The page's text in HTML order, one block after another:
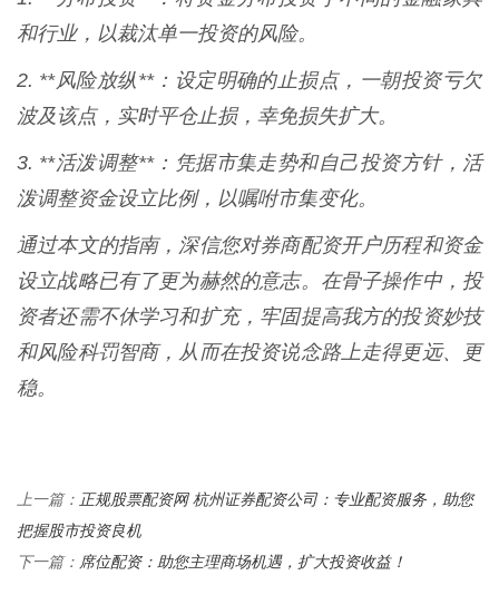
和行业，以裁汰单一投资的风险。
2. **风险放纵**：设定明确的止损点，一朝投资亏欠
波及该点，实时平仓止损，幸免损失扩大。
3. **活泼调整**：凭据市集走势和自己投资方针，活
泼调整资金设立比例，以嘱咐市集变化。
通过本文的指南，深信您对券商配资开户历程和资金
设立战略已有了更为赫然的意志。在骨子操作中，投
资者还需不休学习和扩充，牢固提高我方的投资妙技
和风险科罚智商，从而在投资说念路上走得更远、更
稳。
上一篇： 正规股票配资网 杭州证券配资公司：专业配资服务，助您
把握股市投资良机
下一篇： 席位配资：助您主理商场机遇，扩大投资收益！